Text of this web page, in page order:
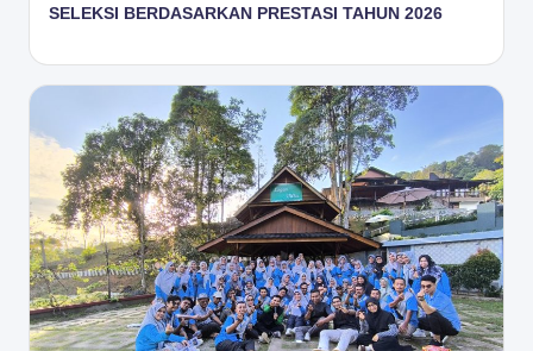
SELEKSI BERDASARKAN PRESTASI TAHUN 2026